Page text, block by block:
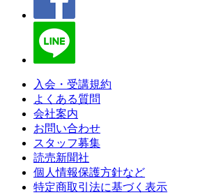
入会・受講規約
よくある質問
会社案内
お問い合わせ
スタッフ募集
読売新聞社
個人情報保護方針など
特定商取引法に基づく表示